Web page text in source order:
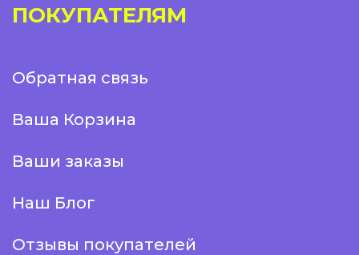
ПОКУПАТЕЛЯМ
Обратная связь
Ваша Корзина
Ваши заказы
Наш Блог
Отзывы покупателей